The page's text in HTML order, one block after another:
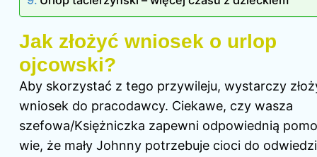
Jak złożyć wniosek o urlop
ojcowski?
Aby skorzystać z tego przywileju, wystarczy
wniosek do pracodawcy. Ciekawe, czy wasza
szefowa/Księżniczka zapewni odpowiednią
wie, że mały Johnny potrzebuje cioci do